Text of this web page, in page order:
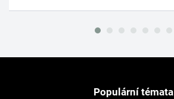
Populární témata